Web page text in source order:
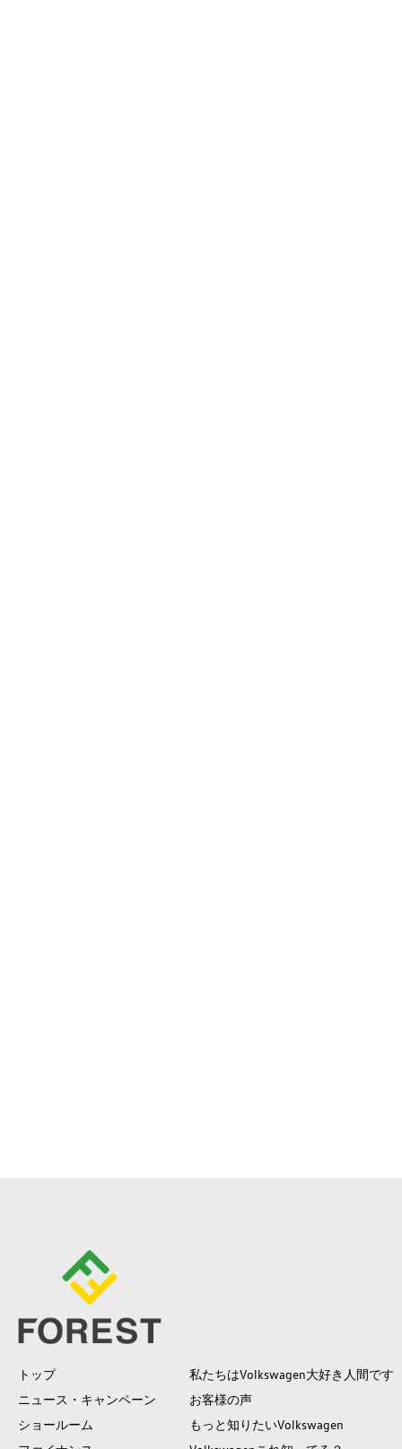
トップ
ニュース・キャンペーン
ショールーム
私たちはVolkswagen大好き人間です
お客様の声
もっと知りたいVolkswagen